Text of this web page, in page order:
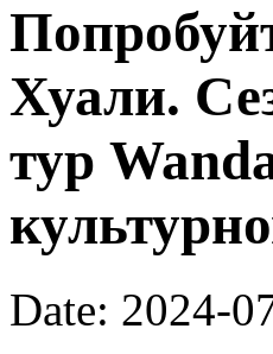
Хуали.
тур
Date: 2024-